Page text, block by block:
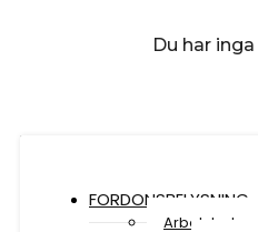
Du har
FORDONSBELYSNING